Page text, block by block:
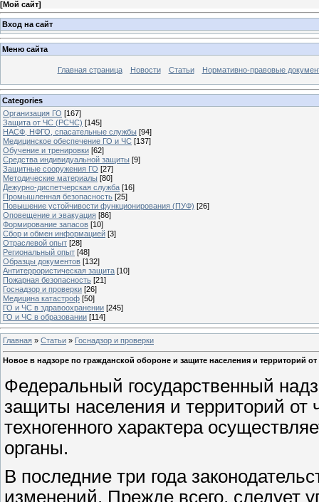
[Мой сайт]
Вход на сайт
Меню сайта
Главная страница Новости Статьи Нормативно-правовые
Categories
Организация ГО [167]
Защита от ЧС (РСЧС) [145]
НАСФ, НФГО, спасательные службы [94]
Медицинское обеспечение ГО и ЧС [137]
Обучение и тренировки [62]
Средства индивидуальной защиты [9]
Защитные сооружения ГО [27]
Методические материалы [80]
Дежурно-диспетчерская служба [16]
Промышленная безопасность [25]
Повышение устойчивости функционирования (ПУФ) [26]
Оповещение и эвакуация [86]
Формирование запасов [10]
Сбор и обмен информацией [3]
Отраслевой опыт [28]
Региональный опыт [48]
Образцы документов [132]
Антитеррористическая защита [10]
Пожарная безопасность [21]
Госнадзор и проверки [26]
Медицина катастроф [50]
ГО и ЧС в здравоохранении [245]
ГО и ЧС в образовании [114]
Главная » Статьи » Госнадзор и проверки
Новое в надзоре по гражданской обороне и защите населения и территорий
Федеральный государственный
защиты населения и территорий от
техногенного характера
органы.
В последние три года
изменений. Прежде всего, следует